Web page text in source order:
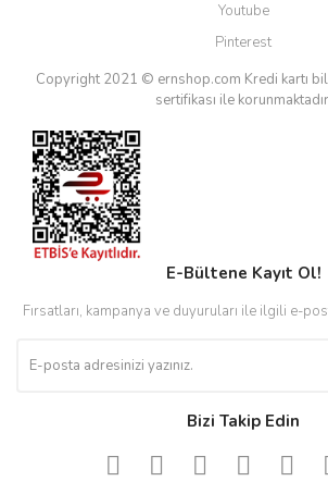
Youtube
Pinterest
Copyright 2021 © ernshop.com Kredi kartı
sertifikası ile
E-Bültene Kayıt Ol!
Fırsatları, kampanya ve duyuruları ile ilgili e-
Bizi Takip Edin